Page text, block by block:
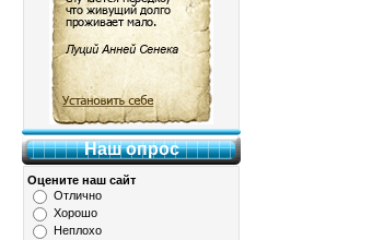
Наш опрос
Оцените наш сайт
Отлично
Хорошо
Неплохо